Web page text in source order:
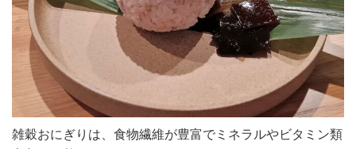
雑穀おにぎりは、食物繊維が豊富でミネラルやビタミン類